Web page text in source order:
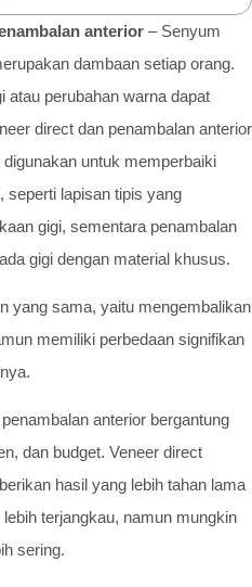
anterior – Senyum
dambaan setiap orang.
atau perubahan warna dapat
direct dan penambalan anterior
untuk memperbaiki
seperti lapisan tipis yang
gigi, sementara penambalan
gigi dengan material khusus.
yang sama, yaitu mengembalikan
memiliki perbedaan signifikan
anterior bergantung
dan budget. Veneer direct
hasil yang lebih tahan lama
terjangkau, namun mungkin
sering.